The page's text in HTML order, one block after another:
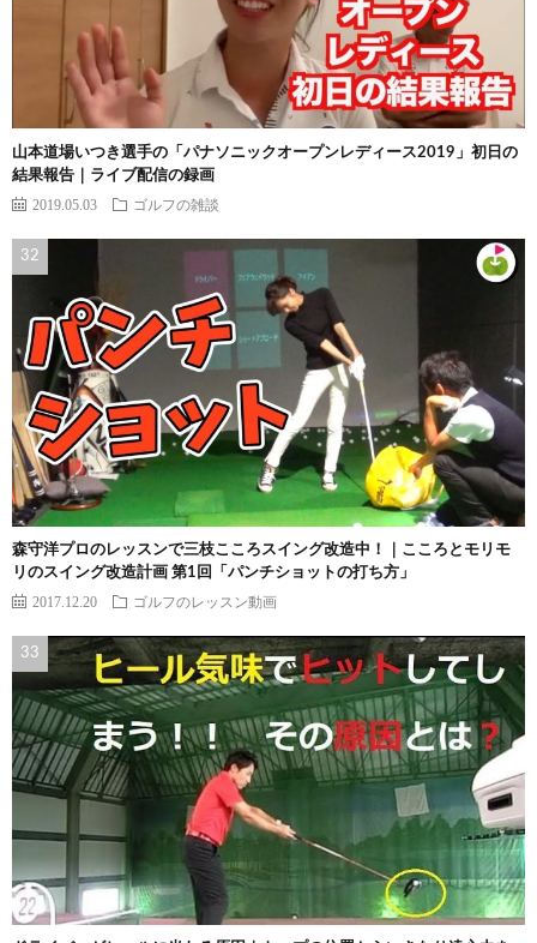
山本道場いつき選手の「パナソニックオープンレディース2019」初日の
結果報告｜ライブ配信の録画
2019.05.03 ゴルフの雑談
森守洋プロのレッスンで三枝こころスイング改造中！｜こころとモリモ
リのスイング改造計画 第1回「パンチショットの打ち方」
2017.12.20 ゴルフのレッスン動画